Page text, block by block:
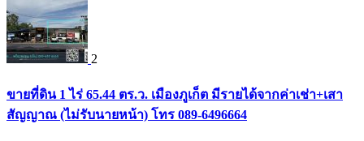
2
ขายที่ดิน 1 ไร่ 65.44 ตร.ว. เมืองภูเก็ต มีรายได้จากค่าเช่า+เสา
สัญญาณ (ไม่รับนายหน้า) โทร 089-6496664